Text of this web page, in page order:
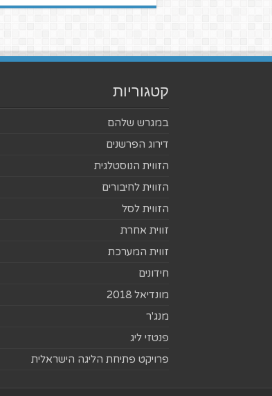
קטגוריות
במגרש שלהם
דירוג הפרשנים
הזווית הנוסטלגית
הזווית לחיבורים
הזווית לסל
זווית אחרת
זווית המערכת
חידונים
מונדיאל 2018
מנג'ר
פנטזי ליג
פרויקט פתיחת הליגה הישראלית